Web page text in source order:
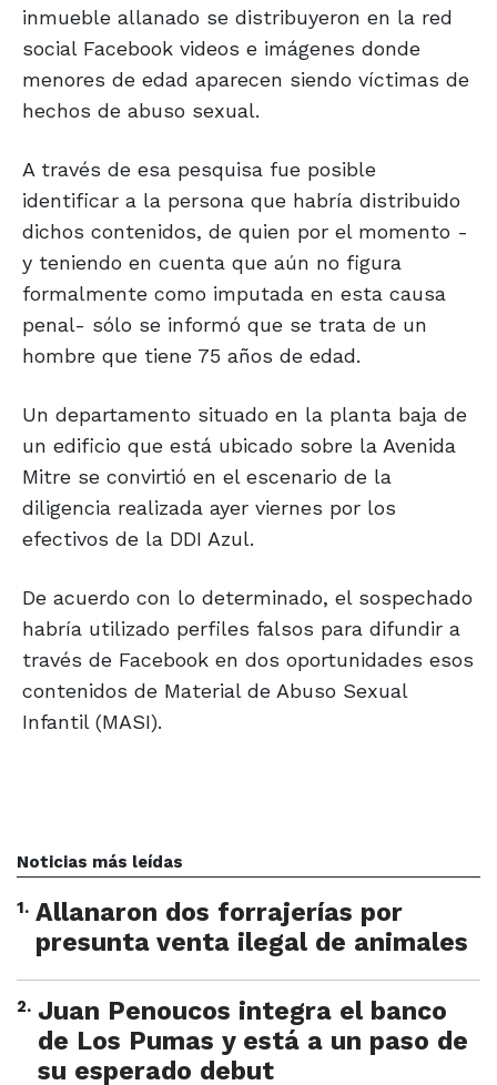
inmueble allanado se distribuyeron en la red
social Facebook videos e imágenes donde
menores de edad aparecen siendo víctimas de
hechos de abuso sexual.
A través de esa pesquisa fue posible
identificar a la persona que habría distribuido
dichos contenidos, de quien por el momento -
y teniendo en cuenta que aún no figura
formalmente como imputada en esta causa
penal- sólo se informó que se trata de un
hombre que tiene 75 años de edad.
Un departamento situado en la planta baja de
un edificio que está ubicado sobre la Avenida
Mitre se convirtió en el escenario de la
diligencia realizada ayer viernes por los
efectivos de la DDI Azul.
De acuerdo con lo determinado, el sospechado
habría utilizado perfiles falsos para difundir a
través de Facebook en dos oportunidades esos
contenidos de Material de Abuso Sexual
Infantil (MASI).
Noticias más leídas
1. Allanaron dos forrajerías por
presunta venta ilegal de animales
2. Juan Penoucos integra el banco
de Los Pumas y está a un paso de
su esperado debut